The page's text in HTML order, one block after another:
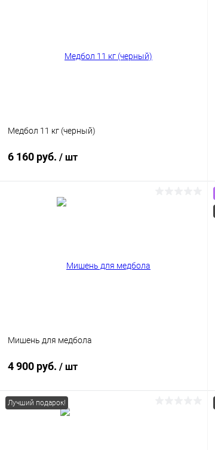
Медбол 11 кг (черный)
6 160 руб. / шт
Мишень для медбола
4 900 руб. / шт
Лучший подарок!